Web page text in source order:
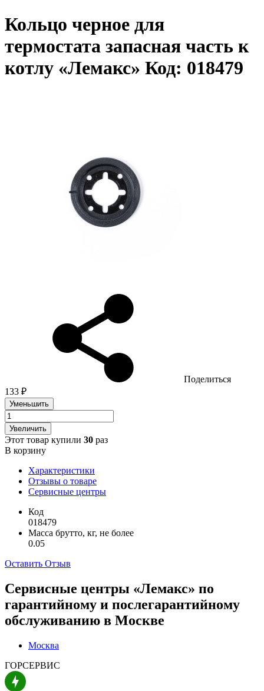
Кольцо черное для
термостата запасная часть к
котлу «Лемакс» Код: 018479
Поделиться
133 ₽
Уменьшить
Увеличить
Этот товар купили 30 раз
В корзину
Характеристики
Отзывы о товаре
Сервисные центры
Код
018479
Масса брутто, кг, не более
0.05
Оставить Отзыв
Сервисные центры «Лемакс» по
гарантийному и послегарантийному
обслуживанию в Москве
Москва
ГОРСЕРВИС